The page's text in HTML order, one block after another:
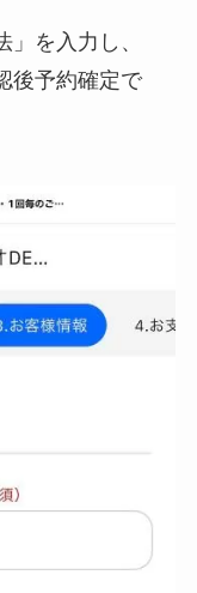
」を入力し、
後予約確定で